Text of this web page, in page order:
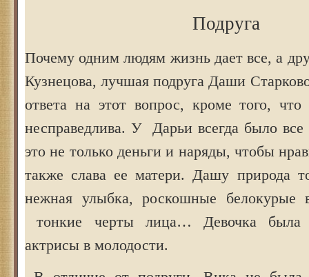
Подруга
Почему одним людям жизнь дает все, а
Кузнецова, лучшая подруга Даши
ответа на этот вопрос, кроме того,
несправедлива. У Дарьи всегда было
это не только деньги и наряды, чтобы
также слава ее матери. Дашу природа
нежная улыбка, роскошные белокурые
тонкие черты лица… Девочка была
актрисы в молодости.